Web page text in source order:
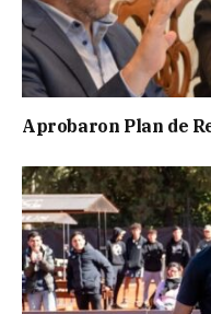
Aprobaron Plan de